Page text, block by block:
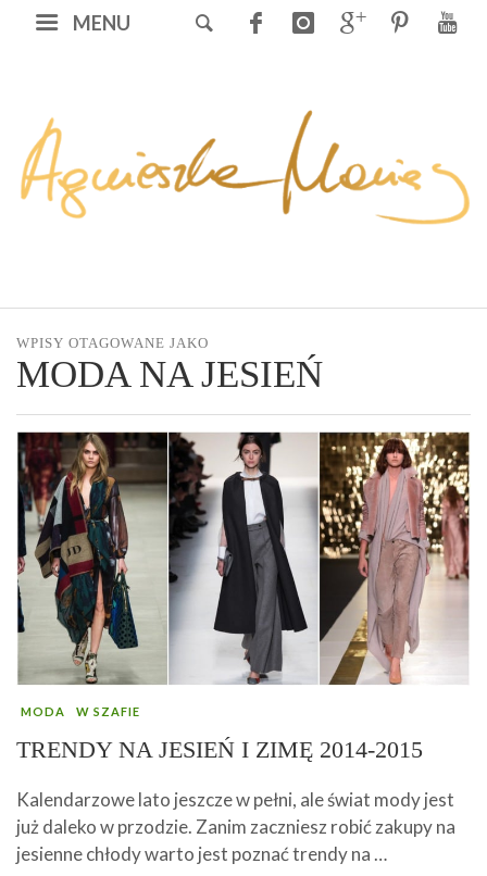
MENU
WPISY OTAGOWANE JAKO
MODA NA JESIEŃ
MODA W SZAFIE
TRENDY NA JESIEŃ I ZIMĘ 2014-2015
Kalendarzowe lato jeszcze w pełni, ale świat mody jest
już daleko w przodzie. Zanim zaczniesz robić zakupy na
jesienne chłody warto jest poznać trendy na …